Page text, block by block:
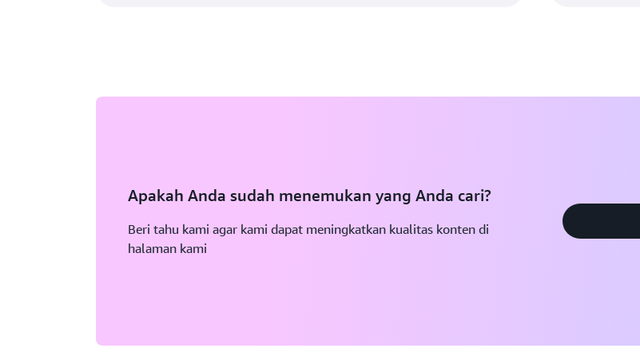
Apakah Anda sudah menemukan yang Anda cari?
Beri tahu kami agar kami dapat meningkatkan kualitas konten di
halaman kami